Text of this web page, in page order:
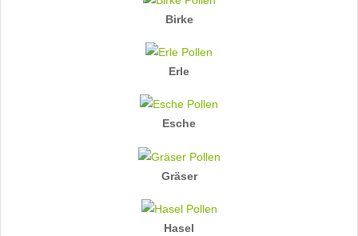
Birke
Erle
Esche
Gräser
Hasel